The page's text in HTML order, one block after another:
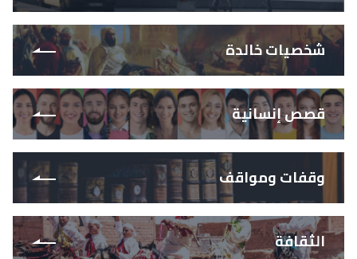
شخصيات خالدة
قصص إنسانية
وقفات ومواقف
الثقافة